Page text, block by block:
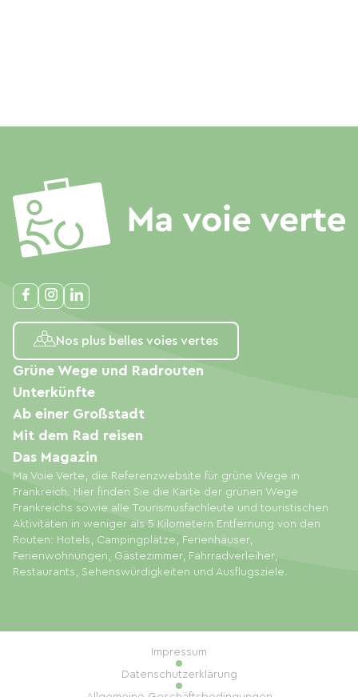
Nos plus belles voies vertes
Ma Voie Verte, die Referenzwebsite für grüne Wege in
Frankreich. Hier finden Sie die Karte der grünen Wege
Frankreichs sowie alle Tourismusfachleute und touristischen
Aktivitäten in weniger als 5 Kilometern Entfernung von den
Routen: Hotels, Campingplätze, Ferienhäuser,
Ferienwohnungen, Gästezimmer, Fahrradverleiher,
Restaurants, Sehenswürdigkeiten und Ausflugsziele.
Grüne Wege und Radrouten
Unterkünfte
Ab einer Großstadt
Mit dem Rad reisen
Das Magazin
Impressum
Datenschutzerklärung